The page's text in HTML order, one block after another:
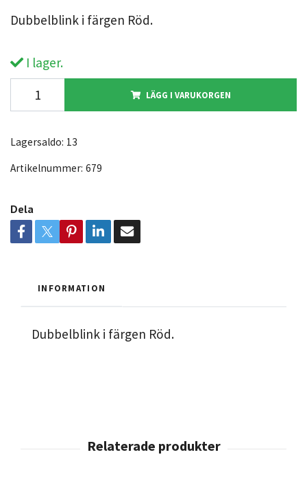
Dubbelblink i färgen Röd.
I lager.
LÄGG I VARUKORGEN
Lagersaldo: 13
Artikelnummer: 679
Dela
INFORMATION
Dubbelblink i färgen Röd.